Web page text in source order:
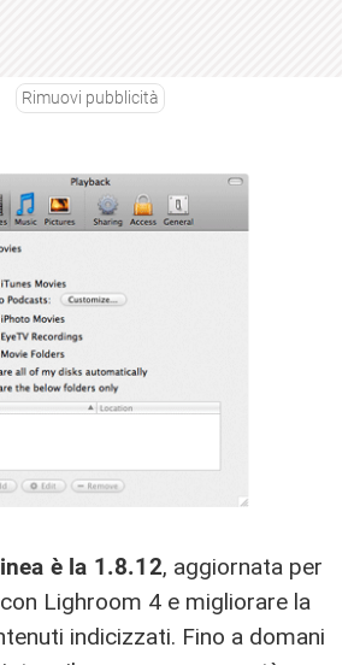
Rimuovi pubblicità
è la 1.8.12, aggiornata per
Lighroom 4 e migliorare la
indicizzati. Fino a domani